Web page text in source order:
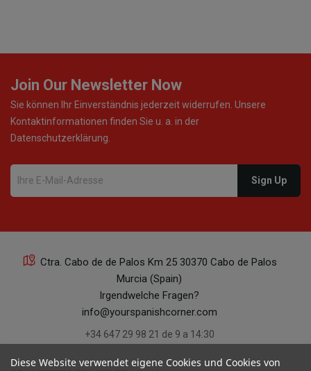
Join Our Newsletter Now
Sie können Ihr Einverständnis jederzeit widerrufen. Unsere
Kontaktinformationen finden Sie u. a. in der
Datenschutzerklärung.
Ctra. Cabo de de Palos Km 25 30370 Cabo de Palos
Murcia (Spain)
Irgendwelche Fragen?
info@yourspanishcorner.com
+34 647 29 98 21 de 9 a 14:30
Diese Website verwendet eigene Cookies und Cookies von